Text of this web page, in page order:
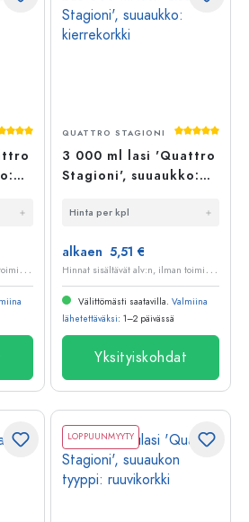
arvosana 5 5 tähdestä
H
innat sisältävät alv:n, ilman toimituskuluja
QUATTRO STAGIONI
3 000 ml lasi 'Quattro
Stagioni', suuaukko:
Hinta per kpl
alkaen 5,51 €
H
innat sisältävät alv:n, ilman toimituskuluja
Välittömästi saatavilla. Valmiina
lähetettäväksi: 1–2 päivässä
Yksityiskohdat
LOPPUUNMYYTY